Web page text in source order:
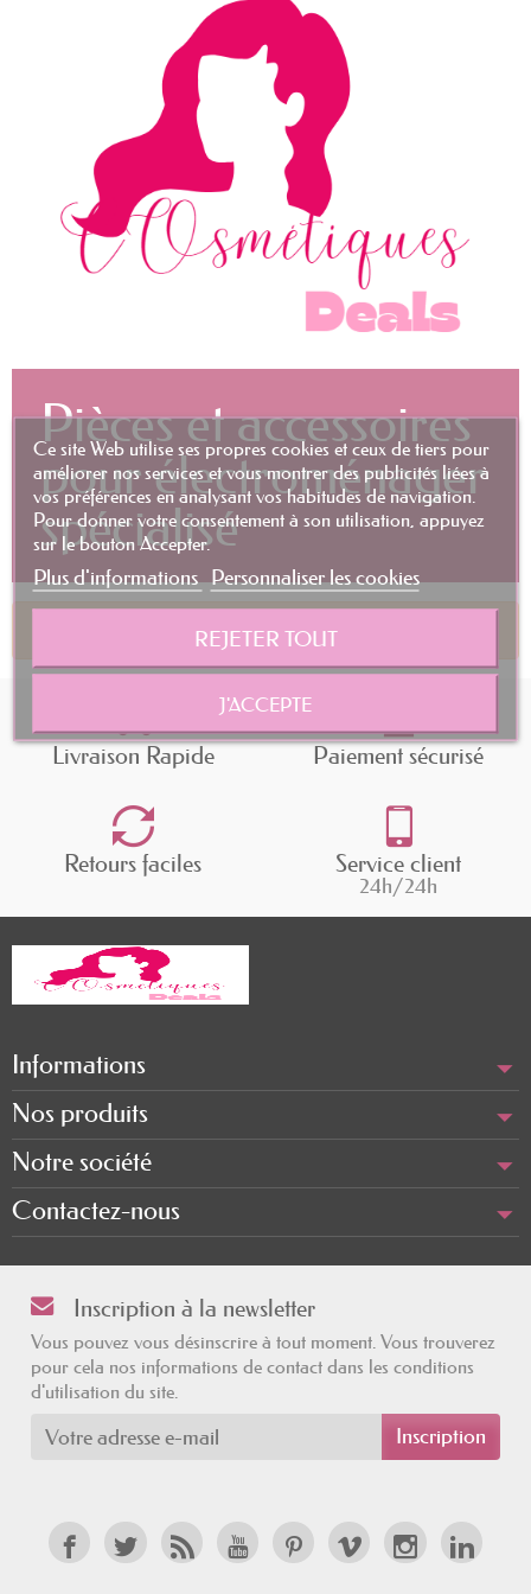
Pièces et accessoires
pour électroménager
spécialisé
Aucun produit pour le moment.
Livraison Rapide Paiement sécurisé
Retours faciles Service client
24h/24h
Informations
Nos produits
Notre société
Contactez-nous
Ce site Web utilise ses propres cookies et ceux de tiers pour
améliorer nos services et vous montrer des publicités liées à
vos préférences en analysant vos habitudes de navigation.
Pour donner votre consentement à son utilisation, appuyez
sur le bouton Accepter.
Plus d'informations Personnaliser les cookies
REJETER TOUT
J'ACCEPTE
Inscription à la newsletter
Vous pouvez vous désinscrire à tout moment. Vous trouverez
pour cela nos informations de contact dans les conditions
d'utilisation du site.